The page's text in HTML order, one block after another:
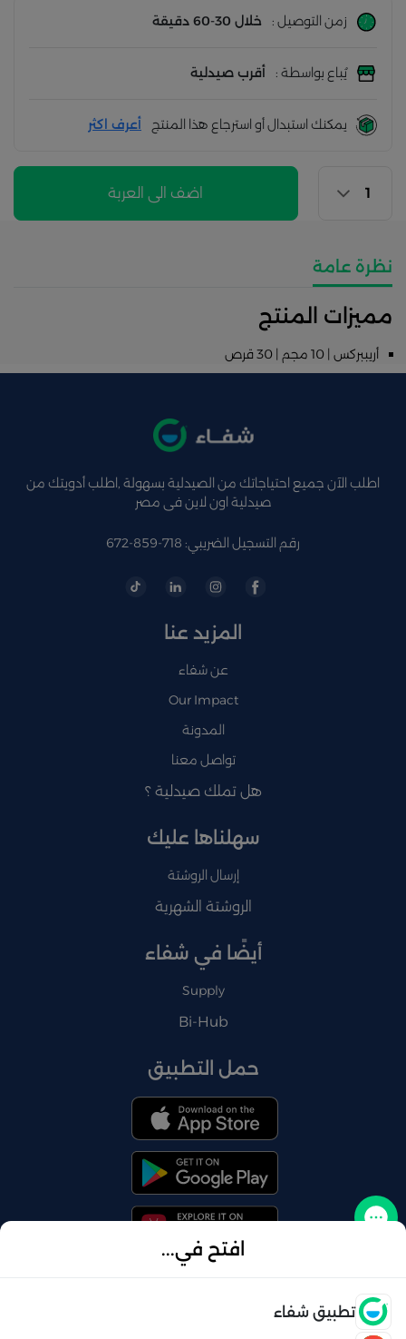
زمن التوصيل : خلال 30-60 دقيقة
يُباع بواسطة : أقرب صيدلية
يمكنك استبدال أو استرجاع هذا المنتج أعرف اكثر
اضف الى العربة
نظرة عامة
مميزات المنتج
أريببركس | 10 مجم | 30 قرص
افتح في...
تطبيق شفاء
اطلب الآن جميع احتياجاتك من الصيدلية بسهولة ,اطلب أدويتك من
صيدلية اون لاين فى مصر
رقم التسجيل الضريبي: 718-859-672
المزيد عنا
عن شفاء
Our Impact
المدونة
تواصل معنا
هل تملك صيدلية ؟
سهلناها عليك
إرسال الروشتة
الروشتة الشهرية
أيضًا في شفاء
Supply
Bi-Hub
حمل التطبيق
© 2026 شفاء . كل الحقوق محفوظة
تواصل معنا